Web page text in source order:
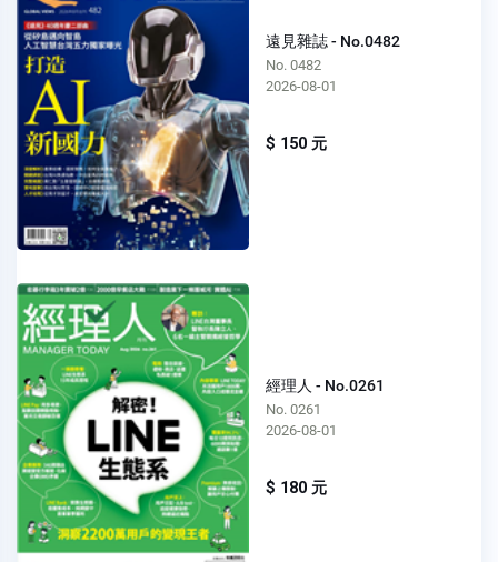
遠見雜誌 - No.0482
No. 0482
2026-08-01
$ 150 元
經理人 - No.0261
No. 0261
2026-08-01
$ 180 元